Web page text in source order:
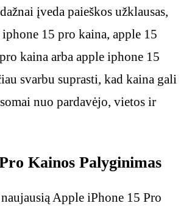
įveda paieškos užklausas,
15 pro kaina, apple 15
kaina arba apple iphone 15
svarbu suprasti, kad kaina gali
nuo pardavėjo, vietos ir
Kainos Palyginimas
Apple iPhone 15 Pro